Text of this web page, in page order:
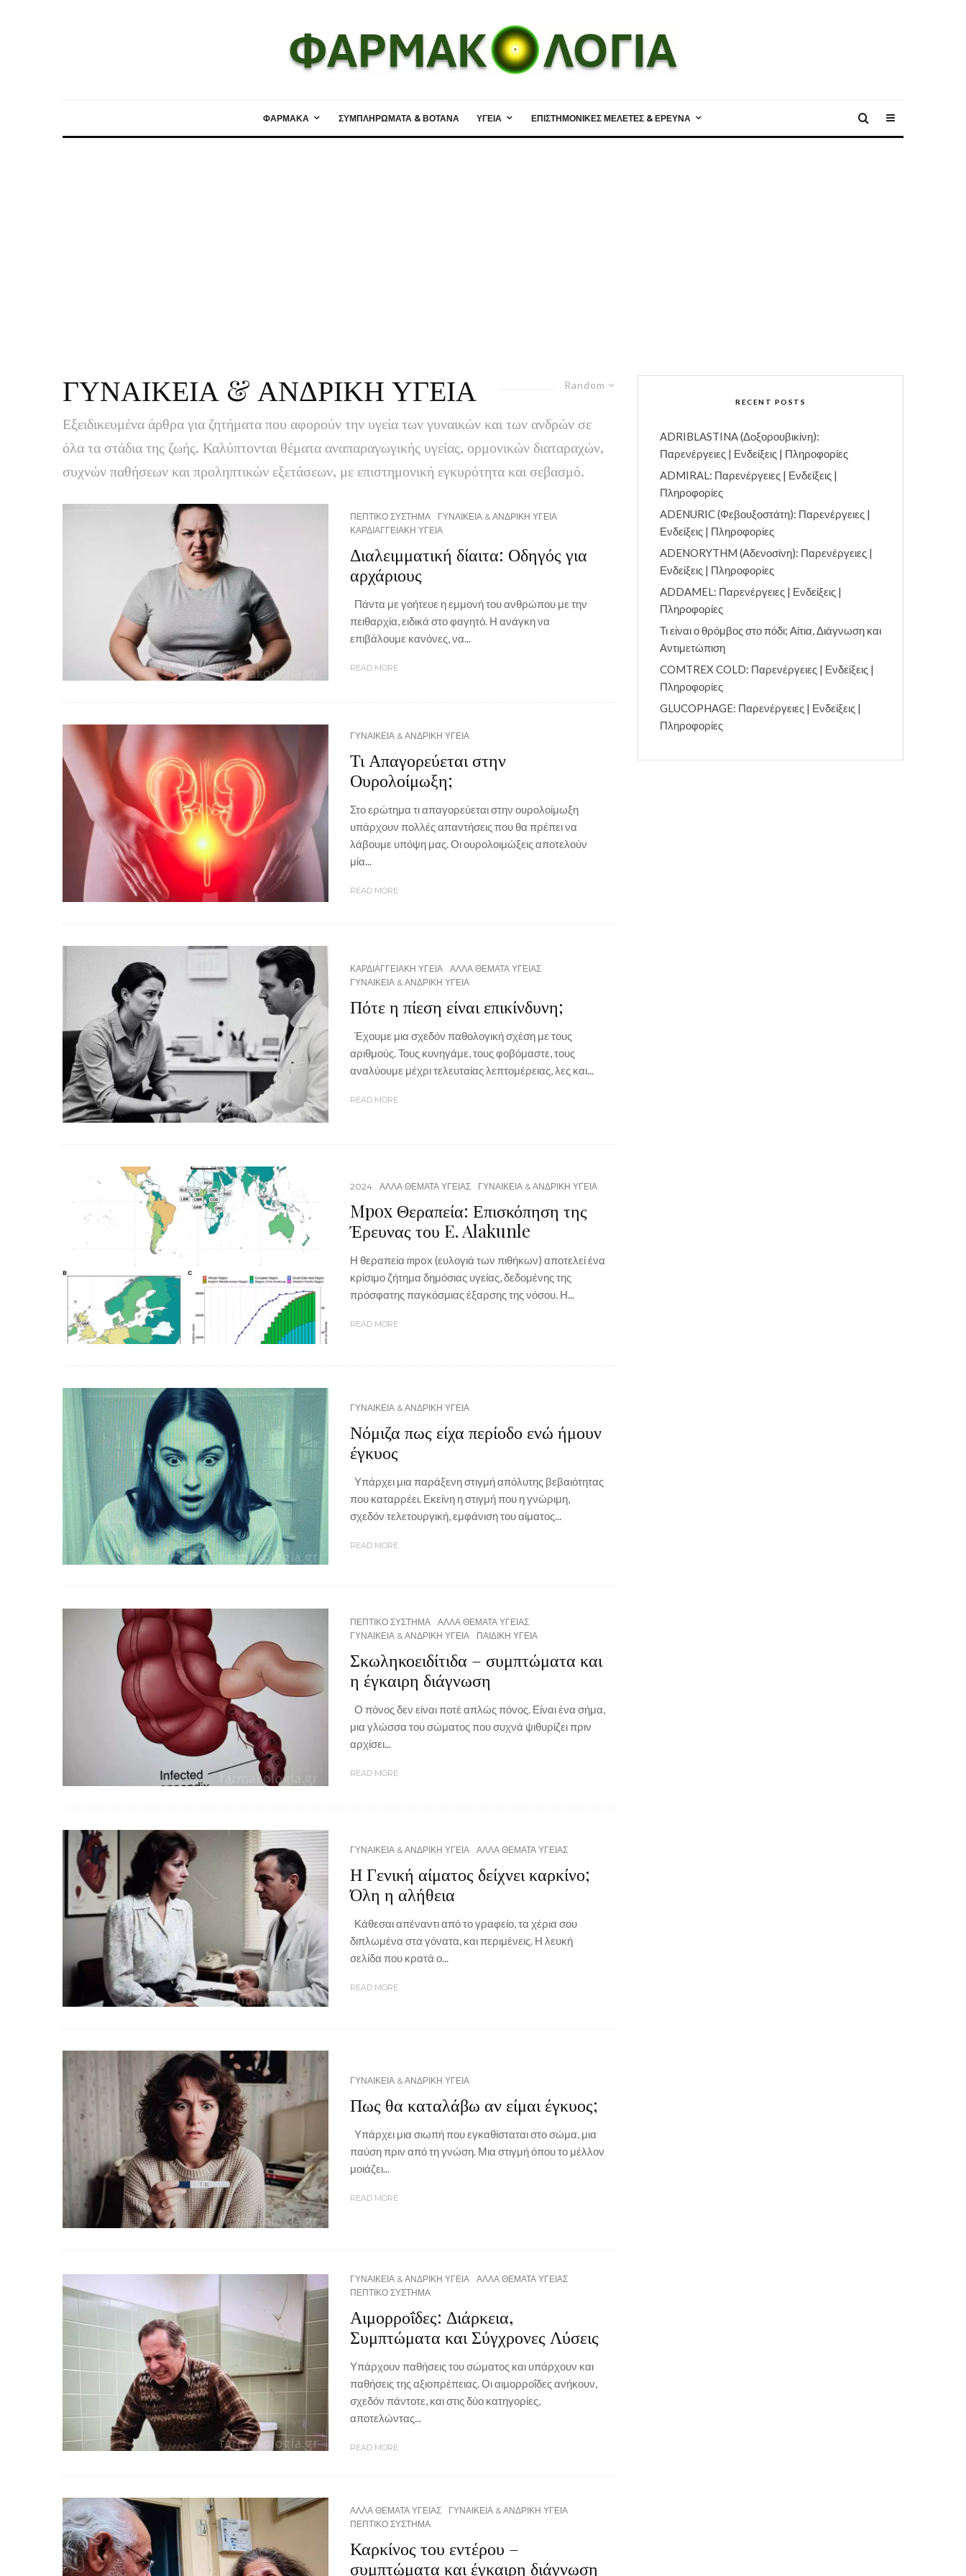
ΦΑΡΜΑΚΑ ΣΥΜΠΛΗΡΩΜΑΤΑ & ΒΟΤΑΝΑ ΥΓΕΙΑ ΕΠΙΣΤΗΜΟΝΙΚΕΣ ΜΕΛΕΤΕΣ & ΕΡΕΥΝΑ
Random
ΓΥΝΑΙΚΕΙΑ & ΑΝΔΡΙΚΗ ΥΓΕΙΑ
Εξειδικευμένα άρθρα για ζητήματα που αφορούν την υγεία των γυναικών και των ανδρών σε
όλα τα στάδια της ζωής. Καλύπτονται θέματα αναπαραγωγικής υγείας, ορμονικών διαταραχών,
συχνών παθήσεων και προληπτικών εξετάσεων, με επιστημονική εγκυρότητα και σεβασμό.
ΠΕΠΤΙΚΟ ΣΥΣΤΗΜΑ
ΓΥΝΑΙΚΕΙΑ & ΑΝΔΡΙΚΗ ΥΓΕΙΑ
ΚΑΡΔΙΑΓΓΕΙΑΚΗ ΥΓΕΙΑ
Διαλειμματική δίαιτα: Οδηγός για
αρχάριους
Πάντα με γοήτευε η εμμονή του ανθρώπου με την
πειθαρχία, ειδικά στο φαγητό. Η ανάγκη να
επιβάλουμε κανόνες, να...
READ MORE
ΓΥΝΑΙΚΕΙΑ & ΑΝΔΡΙΚΗ ΥΓΕΙΑ
Τι Απαγορεύεται στην
Ουρολοίμωξη;
Στο ερώτημα τι απαγορεύεται στην ουρολοίμωξη
υπάρχουν πολλές απαντήσεις που θα πρέπει να
λάβουμε υπόψη μας. Οι ουρολοιμώξεις αποτελούν
μία...
READ MORE
ΚΑΡΔΙΑΓΓΕΙΑΚΗ ΥΓΕΙΑ
ΑΛΛΑ ΘΕΜΑΤΑ ΥΓΕΙΑΣ
ΓΥΝΑΙΚΕΙΑ & ΑΝΔΡΙΚΗ ΥΓΕΙΑ
Πότε η πίεση είναι επικίνδυνη;
Έχουμε μια σχεδόν παθολογική σχέση με τους
αριθμούς. Τους κυνηγάμε, τους φοβόμαστε, τους
αναλύουμε μέχρι τελευταίας λεπτομέρειας, λες και...
READ MORE
2024 ΑΛΛΑ ΘΕΜΑΤΑ ΥΓΕΙΑΣ ΓΥΝΑΙΚΕΙΑ & ΑΝΔΡΙΚΗ ΥΓΕΙΑ
Mpox Θεραπεία: Επισκόπηση της
Έρευνας του E. Alakunle
Η θεραπεία mpox (ευλογιά των πιθήκων) αποτελεί ένα
κρίσιμο ζήτημα δημόσιας υγείας, δεδομένης της
πρόσφατης παγκόσμιας έξαρσης της νόσου. Η...
READ MORE
ΓΥΝΑΙΚΕΙΑ & ΑΝΔΡΙΚΗ ΥΓΕΙΑ
Νόμιζα πως είχα περίοδο ενώ ήμουν
έγκυος
Υπάρχει μια παράξενη στιγμή απόλυτης βεβαιότητας
που καταρρέει. Εκείνη η στιγμή που η γνώριμη,
σχεδόν τελετουργική, εμφάνιση του αίματος...
READ MORE
ΠΕΠΤΙΚΟ ΣΥΣΤΗΜΑ
ΑΛΛΑ ΘΕΜΑΤΑ ΥΓΕΙΑΣ
ΓΥΝΑΙΚΕΙΑ & ΑΝΔΡΙΚΗ ΥΓΕΙΑ
ΠΑΙΔΙΚΗ ΥΓΕΙΑ
Σκωληκοειδίτιδα – συμπτώματα και
η έγκαιρη διάγνωση
Ο πόνος δεν είναι ποτέ απλώς πόνος. Είναι ένα σήμα,
μια γλώσσα του σώματος που συχνά ψιθυρίζει πριν
αρχίσει...
READ MORE
ΓΥΝΑΙΚΕΙΑ & ΑΝΔΡΙΚΗ ΥΓΕΙΑ ΑΛΛΑ ΘΕΜΑΤΑ ΥΓΕΙΑΣ
Η Γενική αίματος δείχνει καρκίνο;
Όλη η αλήθεια
Κάθεσαι απέναντι από το γραφείο, τα χέρια σου
διπλωμένα στα γόνατα, και περιμένεις. Η λευκή
σελίδα που κρατά ο...
READ MORE
ΓΥΝΑΙΚΕΙΑ & ΑΝΔΡΙΚΗ ΥΓΕΙΑ
Πως θα καταλάβω αν είμαι έγκυος;
Υπάρχει μια σιωπή που εγκαθίσταται στο σώμα, μια
παύση πριν από τη γνώση. Μια στιγμή όπου το μέλλον
μοιάζει...
READ MORE
ΓΥΝΑΙΚΕΙΑ & ΑΝΔΡΙΚΗ ΥΓΕΙΑ
ΑΛΛΑ ΘΕΜΑΤΑ ΥΓΕΙΑΣ
ΠΕΠΤΙΚΟ ΣΥΣΤΗΜΑ
Αιμορροΐδες: Διάρκεια,
Συμπτώματα και Σύγχρονες Λύσεις
Υπάρχουν παθήσεις του σώματος και υπάρχουν και
παθήσεις της αξιοπρέπειας. Οι αιμορροΐδες ανήκουν,
σχεδόν πάντοτε, και στις δύο κατηγορίες,
αποτελώντας...
READ MORE
ΑΛΛΑ ΘΕΜΑΤΑ ΥΓΕΙΑΣ
ΓΥΝΑΙΚΕΙΑ & ΑΝΔΡΙΚΗ ΥΓΕΙΑ
ΠΕΠΤΙΚΟ ΣΥΣΤΗΜΑ
Καρκίνος του εντέρου –
συμπτώματα και έγκαιρη διάγνωση
RECENT POSTS
ADRIBLASTINA (Δοξορουβικίνη):
Παρενέργειες | Ενδείξεις | Πληροφορίες
ADMIRAL: Παρενέργειες | Ενδείξεις |
Πληροφορίες
ADENURIC (Φεβουξοστάτη): Παρενέργειες |
Ενδείξεις | Πληροφορίες
ADENORYTHM (Αδενοσίνη): Παρενέργειες |
Ενδείξεις | Πληροφορίες
ADDAMEL: Παρενέργειες | Ενδείξεις |
Πληροφορίες
Τι είναι ο θρόμβος στο πόδι; Αίτια, Διάγνωση και
Αντιμετώπιση
COMTREX COLD: Παρενέργειες | Ενδείξεις |
Πληροφορίες
GLUCOPHAGE: Παρενέργειες | Ενδείξεις |
Πληροφορίες